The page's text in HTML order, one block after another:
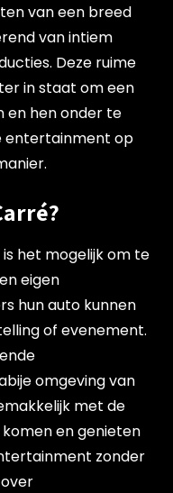
van een breed
van intiem
Deze ruime
in staat om een
en hen onder te
entertainment op
het mogelijk om te
eigen
hun auto kunnen
of evenement.
omgeving van
met de
en genieten
zonder